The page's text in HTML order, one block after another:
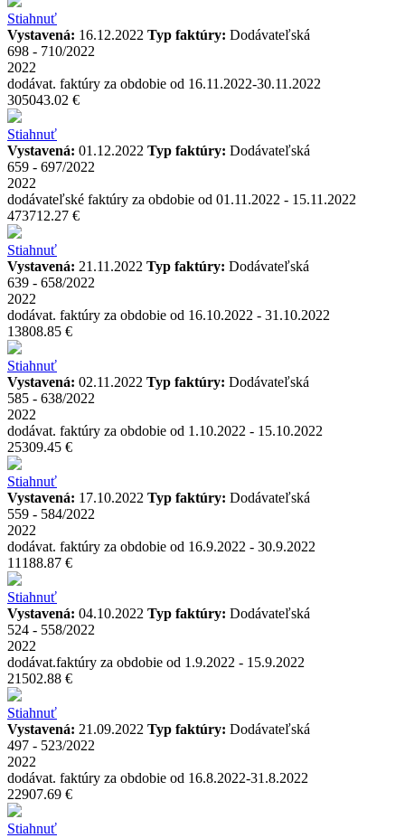
Stiahnuť
Vystavená: 16.12.2022 Typ faktúry: Dodávateľská
698 - 710/2022
2022
dodávat. faktúry za obdobie od 16.11.2022-30.11.2022
305043.02 €
Stiahnuť
Vystavená: 01.12.2022 Typ faktúry: Dodávateľská
659 - 697/2022
2022
dodávateľské faktúry za obdobie od 01.11.2022 - 15.11.2022
473712.27 €
Stiahnuť
Vystavená: 21.11.2022 Typ faktúry: Dodávateľská
639 - 658/2022
2022
dodávat. faktúry za obdobie od 16.10.2022 - 31.10.2022
13808.85 €
Stiahnuť
Vystavená: 02.11.2022 Typ faktúry: Dodávateľská
585 - 638/2022
2022
dodávat. faktúry za obdobie od 1.10.2022 - 15.10.2022
25309.45 €
Stiahnuť
Vystavená: 17.10.2022 Typ faktúry: Dodávateľská
559 - 584/2022
2022
dodávat. faktúry za obdobie od 16.9.2022 - 30.9.2022
11188.87 €
Stiahnuť
Vystavená: 04.10.2022 Typ faktúry: Dodávateľská
524 - 558/2022
2022
dodávat.faktúry za obdobie od 1.9.2022 - 15.9.2022
21502.88 €
Stiahnuť
Vystavená: 21.09.2022 Typ faktúry: Dodávateľská
497 - 523/2022
2022
dodávat. faktúry za obdobie od 16.8.2022-31.8.2022
22907.69 €
Stiahnuť